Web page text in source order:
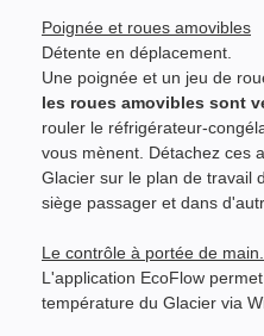
Poignée et roues amovibles
Détente en déplacement.
Une poignée et un jeu de
les roues amovibles sont
rouler le réfrigérateur-
vous mènent. Détachez ces
Glacier sur le plan de travail
siège passager et dans
Le contrôle à portée de
L'application EcoFlow
température du Glacier via